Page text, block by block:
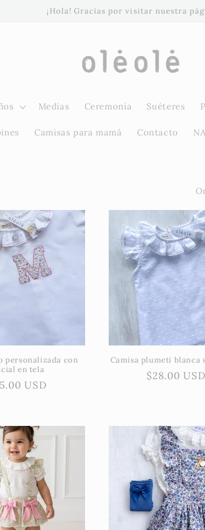
¡Hola! Gracias por visitar nuestra
Medias Ceremonia Suéteres
Camisas para mamá Contacto
personalizada con
en tela
USD
Camisa plumeti blanca
Precio
$28.00 USD